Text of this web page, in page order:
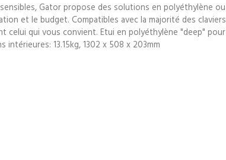
Gator propose des solutions en polyéthylène ou
et le budget. Compatibles avec la majorité des claviers
celui qui vous convient. Etui en polyéthylène "deep" pour
13.15kg, 1302 x 508 x 203mm